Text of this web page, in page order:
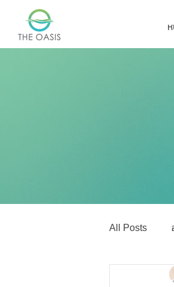
All Posts
Couple